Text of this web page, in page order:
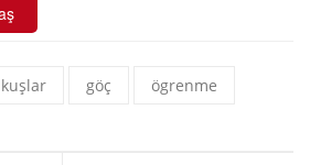
kuşlar göç ögrenme